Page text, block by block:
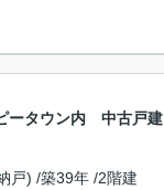
ータウン内 中古戸建
戸) /築39年 /2階建